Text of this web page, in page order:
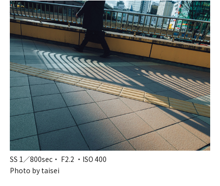
SS 1／800sec・ F2.2 ・ISO 400
Photo by taisei